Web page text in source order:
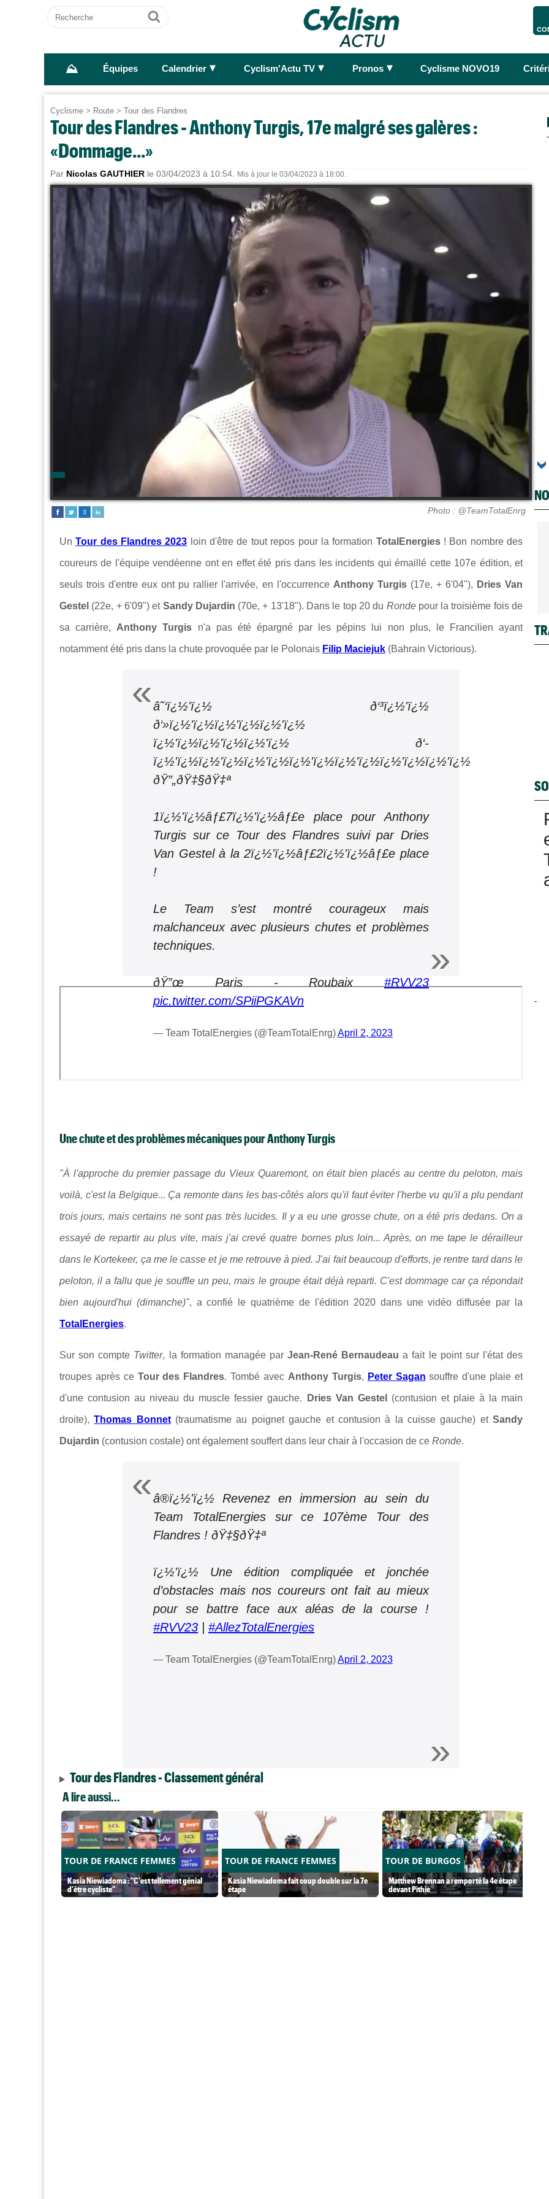
Recherche
Ok
⛰ Équipes Calendrier ► Cyclism'Actu TV ► Pronos ► Cyclisme NOVO19
Cyclisme > Route > Tour des Flandres
Tour des Flandres - Anthony Turgis, 17e malgré ses galères :
«Dommage...»
Par Nicolas GAUTHIER le 03/04/2023 à 10:54. Mis à jour le 03/04/2023 à 18:00.
Photo : @TeamTotalEnrg
Un Tour des Flandres 2023 loin d'être de tout repos pour la formation TotalEnergies! Bon nombre des
coureurs de l'équipe vendéenne ont en effet été pris dans les incidents qui émaillé cette 107e édition, et
seuls trois d'entre eux ont pu rallier l'arrivée, en l'occurrence Anthony Turgis(17e, + 6'04"), Dries Van
Gestel (22e, + 6'09") et Sandy Dujardin (70e, + 13'18"). Dans le top 20 du Rondepour la troisième fois de
sa carrière, Anthony Turgis n'a pas été épargné par les pépins lui non plus, le Francilien ayant
notamment été pris dans la chute provoquée par le Polonais Filip Maciejuk (Bahrain Victorious).
â˜‘ï¿½'ï¿½ ð‘³ï¿½'ï¿½
ð‘»ï¿½'ï¿½ï¿½'ï¿½ï¿½'ï¿½
ï¿½'ï¿½ï¿½'ï¿½ï¿½'ï¿½ ð‘­
ï¿½'ï¿½ï¿½'ï¿½ï¿½'ï¿½ï¿½'ï¿½ï¿½'ï¿½ï¿½'ï¿½ï¿½'ï¿½
ðŸ”„ðŸ‡§ðŸ‡ª
1ï¿½'ï¿½âƒ£7ï¿½'ï¿½âƒ£e place pour Anthony
Turgis sur ce Tour des Flandres suivi par Dries
Van Gestel à la 2ï¿½'ï¿½âƒ£2ï¿½'ï¿½âƒ£e place
!
Le Team s’est montré courageux mais
malchanceux avec plusieurs chutes et problèmes
techniques.
ðŸ”œ Paris - Roubaix #RVV23
pic.twitter.com/SPiiPGKAVn
— Team TotalEnergies (@TeamTotalEnrg)April 2, 2023
Une chute et des problèmes mécaniques pour Anthony Turgis
"À l'approche du premier passage du Vieux Quaremont, on était bien placés au centre du peloton, mais
voilà, c'est la Belgique... Ça remonte dans les bas-côtés alors qu'il faut éviter l'herbe vu qu'il a plu pendant
trois jours, mais certains ne sont pas très lucides. Il y a eu une grosse chute, on a été pris dedans. On a
essayé de repartir au plus vite, mais j'ai crevé quatre bornes plus loin... Après, on me tape le dérailleur
dans le Kortekeer, ça me le casse et je me retrouve à pied. J'ai fait beaucoup d'efforts, je rentre tard dans le
peloton, il a fallu que je souffle un peu, mais le groupe était déjà reparti. C'est dommage car ça répondait
bien aujourd'hui (dimanche)", a confié le quatrième de l'édition 2020 dans une vidéo diffusée par la
TotalEnergies.
Sur son compte Twitter, la formation managée par Jean-René Bernaudeau a fait le point sur l'état des
troupes après ce Tour des Flandres. Tombé avec Anthony Turgis, Peter Sagan souffre d'une plaie et
d'une contusion au niveau du muscle fessier gauche. Dries Van Gestel (contusion et plaie à la main
droite),Thomas Bonnet(traumatisme au poignet gauche et contusion à la cuisse gauche) etSandy
Dujardin (contusion costale) ont également souffert dans leur chair à l'occasion de ce Ronde.
â®ï¿½'ï¿½ Revenez en immersion au sein du
Team TotalEnergies sur ce 107ème Tour des
Flandres ! ðŸ‡§ðŸ‡ª
ï¿½'ï¿½ Une édition compliquée et jonchée
d’obstacles mais nos coureurs ont fait au mieux
pour se battre face aux aléas de la course !
#RVV23
#AllezTotalEnergies
— Team TotalEnergies (@TeamTotalEnrg)April 2, 2023
Tour des Flandres - Classement général
A lire aussi...
TOUR DE FRANCE FEMMES
Kasia Niewiadoma : "C'est tellement génial
d'être cycliste"
TOUR DE FRANCE FEMMES
Kasia Niewiadoma fait coup double sur la 7e
étape
TOUR DE BURGOS
Matthew Brennan a remporté la 4e étape
devant Pithie
-